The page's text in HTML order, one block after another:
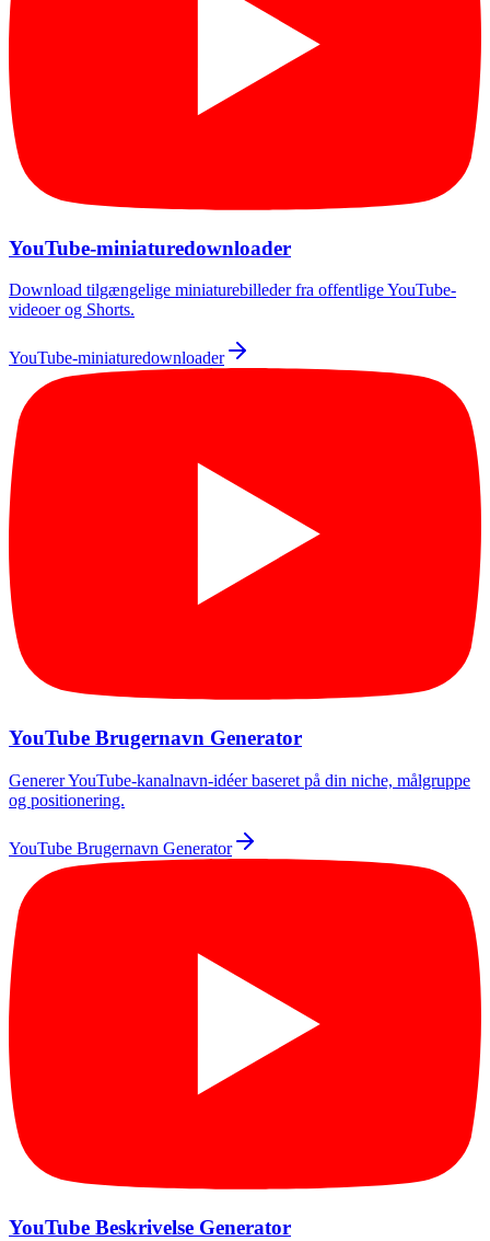
YouTube-miniaturedownloader
Download tilgængelige miniaturebilleder fra offentlige YouTube-
videoer og Shorts.
YouTube-miniaturedownloader
YouTube Brugernavn Generator
Generer YouTube-kanalnavn-idéer baseret på din niche, målgruppe
og positionering.
YouTube Brugernavn Generator
YouTube Beskrivelse Generator